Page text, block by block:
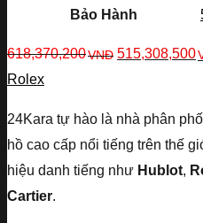
Bảo Hành
618,370,200VNĐ 515,308,500
Rolex
24Kara tự hào là nhà phân
hồ cao cấp nổi tiếng trên thế
hiệu danh tiếng như Hublot,
Cartier.